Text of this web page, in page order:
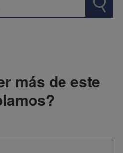
más de este